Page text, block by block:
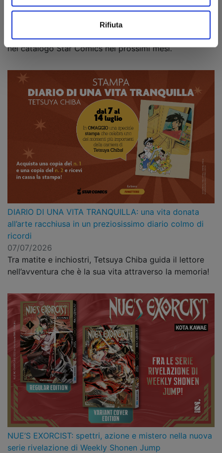
Rifiuta
07/07/2026
Sullo sfondo di una delle notti più suggestive della
tradizione giapponese, ecco le novità che brilleranno
nel catalogo Star Comics nei prossimi mesi.
DIARIO DI UNA VITA TRANQUILLA: una vita donata
all’arte racchiusa in un preziosissimo diario colmo di
ricordi
07/07/2026
Tra matite e inchiostri, Tetsuya Chiba guida il lettore
nell’avventura che è la sua vita attraverso la memoria!
NUE’S EXORCIST: spettri, azione e mistero nella nuova
serie rivelazione di Weekly Shonen Jump